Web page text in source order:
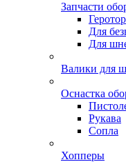
Запчасти
Для
Для
Валики для
Оснастка
Рукава
Сопла
Хопперы